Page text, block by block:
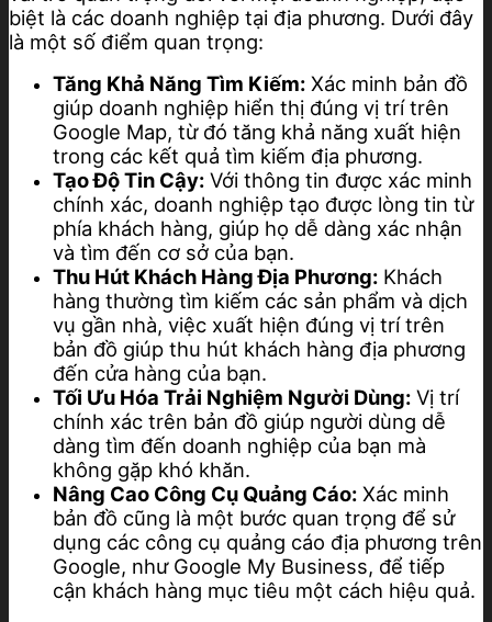
biệt là các doanh nghiệp tại địa phương. Dưới đây
là một số điểm quan trọng:
Tăng Khả Năng Tìm Kiếm: Xác minh bản đồ
giúp doanh nghiệp hiển thị đúng vị trí trên
Google Map, từ đó tăng khả năng xuất hiện
trong các kết quả tìm kiếm địa phương.
Tạo Độ Tin Cậy: Với thông tin được xác minh
chính xác, doanh nghiệp tạo được lòng tin từ
phía khách hàng, giúp họ dễ dàng xác nhận
và tìm đến cơ sở của bạn.
Thu Hút Khách Hàng Địa Phương: Khách
hàng thường tìm kiếm các sản phẩm và dịch
vụ gần nhà, việc xuất hiện đúng vị trí trên
bản đồ giúp thu hút khách hàng địa phương
đến cửa hàng của bạn.
Tối Ưu Hóa Trải Nghiệm Người Dùng: Vị trí
chính xác trên bản đồ giúp người dùng dễ
dàng tìm đến doanh nghiệp của bạn mà
không gặp khó khăn.
Nâng Cao Công Cụ Quảng Cáo: Xác minh
bản đồ cũng là một bước quan trọng để sử
dụng các công cụ quảng cáo địa phương trên
Google, như Google My Business, để tiếp
cận khách hàng mục tiêu một cách hiệu quả.